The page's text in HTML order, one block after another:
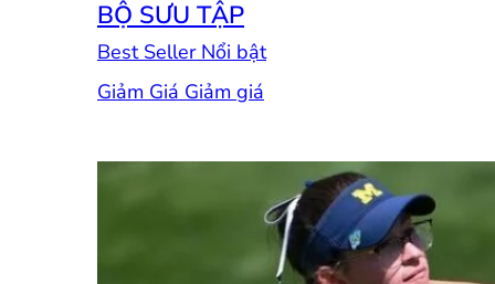
BỘ SƯU TẬP
Best Seller
Giảm Giá